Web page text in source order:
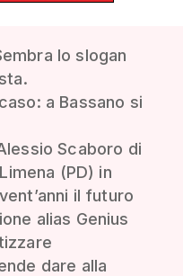
lo slogan
a Bassano si
Scaboro di
(PD) in
il futuro
alias Genius
dare alla